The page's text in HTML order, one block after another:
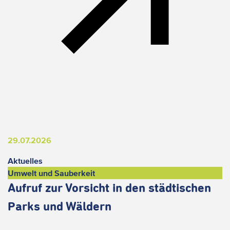
29.07.2026
Aktuelles
Umwelt und Sauberkeit
Aufruf zur Vorsicht in den städtischen
Parks und Wäldern